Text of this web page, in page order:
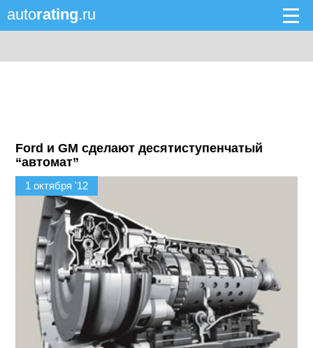
autorating.ru
Ford и GM сделают десятиступенчатый
“автомат”
1 октября '12